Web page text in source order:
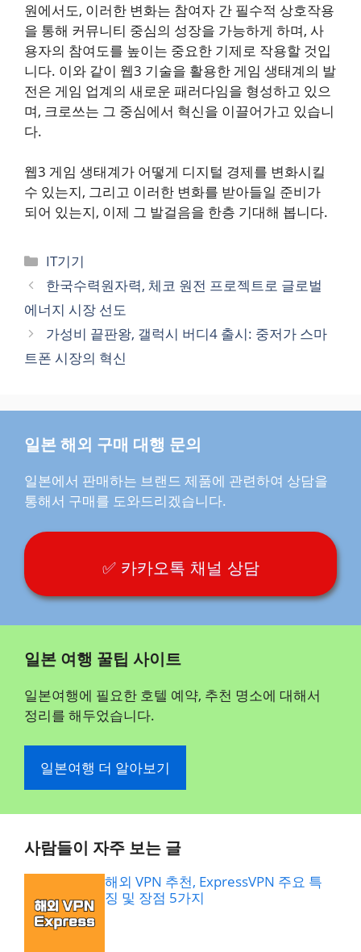
원에서도, 이러한 변화는 참여자 간 필수적 상호작용
을 통해 커뮤니티 중심의 성장을 가능하게 하며, 사
용자의 참여도를 높이는 중요한 기제로 작용할 것입
니다. 이와 같이 웹3 기술을 활용한 게임 생태계의 발
전은 게임 업계의 새로운 패러다임을 형성하고 있으
며, 크로쓰는 그 중심에서 혁신을 이끌어가고 있습니
다.
웹3 게임 생태계가 어떻게 디지털 경제를 변화시킬
수 있는지, 그리고 이러한 변화를 받아들일 준비가
되어 있는지, 이제 그 발걸음을 한층 기대해 봅니다.
카
테
리
IT기기
한국수력원자력, 체코 원전 프로젝트로 글로벌
에너지 시장 선도
가성비 끝판왕, 갤럭시 버디4 출시: 중저가 스마
트폰 시장의 혁신
일본 해외 구매 대행 문의
일본에서 판매하는 브랜드 제품에 관련하여 상담을
통해서 구매를 도와드리겠습니다.
✅ 카카오톡 채널 상담
일본 여행 꿀팁 사이트
일본여행에 필요한 호텔 예약, 추천 명소에 대해서
정리를 해두었습니다.
일본여행 더 알아보기
사람들이 자주 보는 글
해외 VPN 추천, ExpressVPN 주요 특
징 및 장점 5가지